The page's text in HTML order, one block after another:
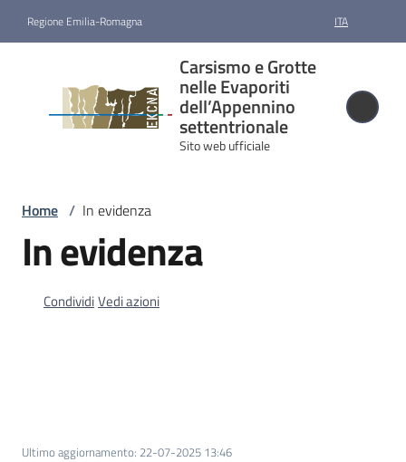
Regione Emilia-Romagna ITA
Carsismo e Grotte
nelle Evaporiti
dell’Appennino
settentrionale
Sito web ufficiale
Carsismo e
Grotte nelle
Evaporiti
dell’Appennino
settentrionale
Candidatura
e
riconoscimento
Home / In evidenza
In evidenza
CondividiVedi azioni
Ultimo aggiornamento: 22-07-2025 13:46